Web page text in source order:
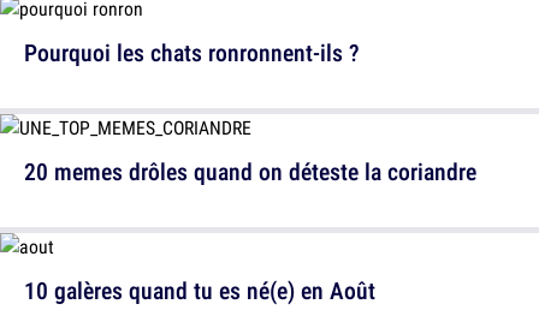
20 memes drôles quand on déteste la coriandre
Pourquoi les chats ronronnent-ils ?
10 galères quand tu es né(e) en Août